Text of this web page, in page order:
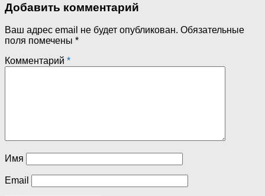
Добавить комментарий
Ваш адрес email не будет опубликован. Обязательные
поля помечены *
Комментарий *
Имя
Email